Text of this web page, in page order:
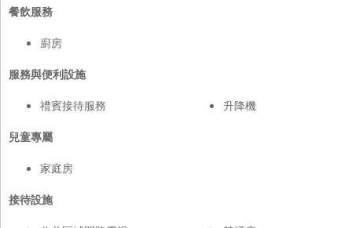
餐飲服務
廚房
服務與便利設施
禮賓接待服務
升降機
兒童專屬
家庭房
接待設施